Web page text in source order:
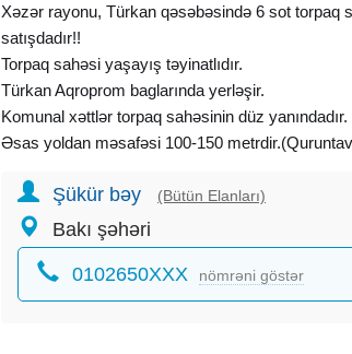
Xəzər rayonu, Türkan qəsəbəsində 6 sot torpaq
satışdadır!!
Torpaq sahəsi yaşayış təyinatlıdır.
Türkan Aqroprom baglarında yerləşir.
Komunal xəttlər torpaq sahəsinin düz yanındadır.
Əsas yoldan məsafəsi 100-150
1 sotun qiyməti 12.000 manat təşkil edir.
QİYMƏT : 72.000 AZN
OFİSİN XİDMƏT HAQQI: 1000 AZN
Şükür bəy (Bütün Elanları)
Bakı şəhəri
0102650XXX nömrəni göstər